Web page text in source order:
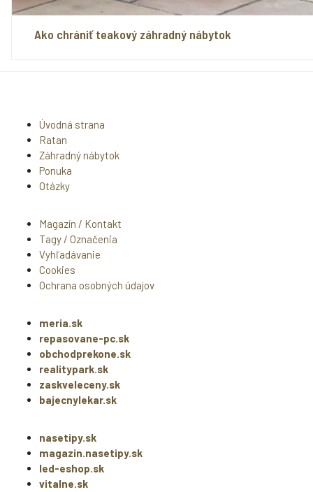
Ako chrániť teakový záhradný nábytok
Úvodná strana
Ratan
Záhradný nábytok
Ponuka
Otázky
Magazín / Kontakt
Tagy / Označenia
Vyhľadávanie
Cookies
Ochrana osobných údajov
meria.sk
repasovane-pc.sk
obchodprekone.sk
realitypark.sk
zaskveleceny.sk
bajecnylekar.sk
nasetipy.sk
magazin.nasetipy.sk
led-eshop.sk
vitalne.sk